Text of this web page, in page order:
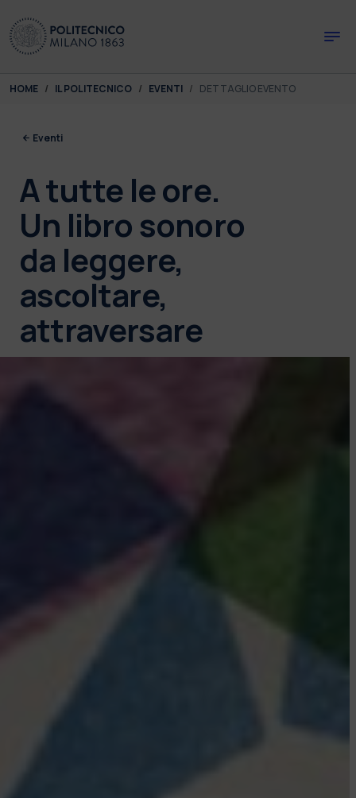
You are here:
HOME IL POLITECNICO EVENTI DETTAGLIO EVENTO
Eventi
A tutte le ore.
Un libro sonoro
da leggere,
ascoltare,
attraversare